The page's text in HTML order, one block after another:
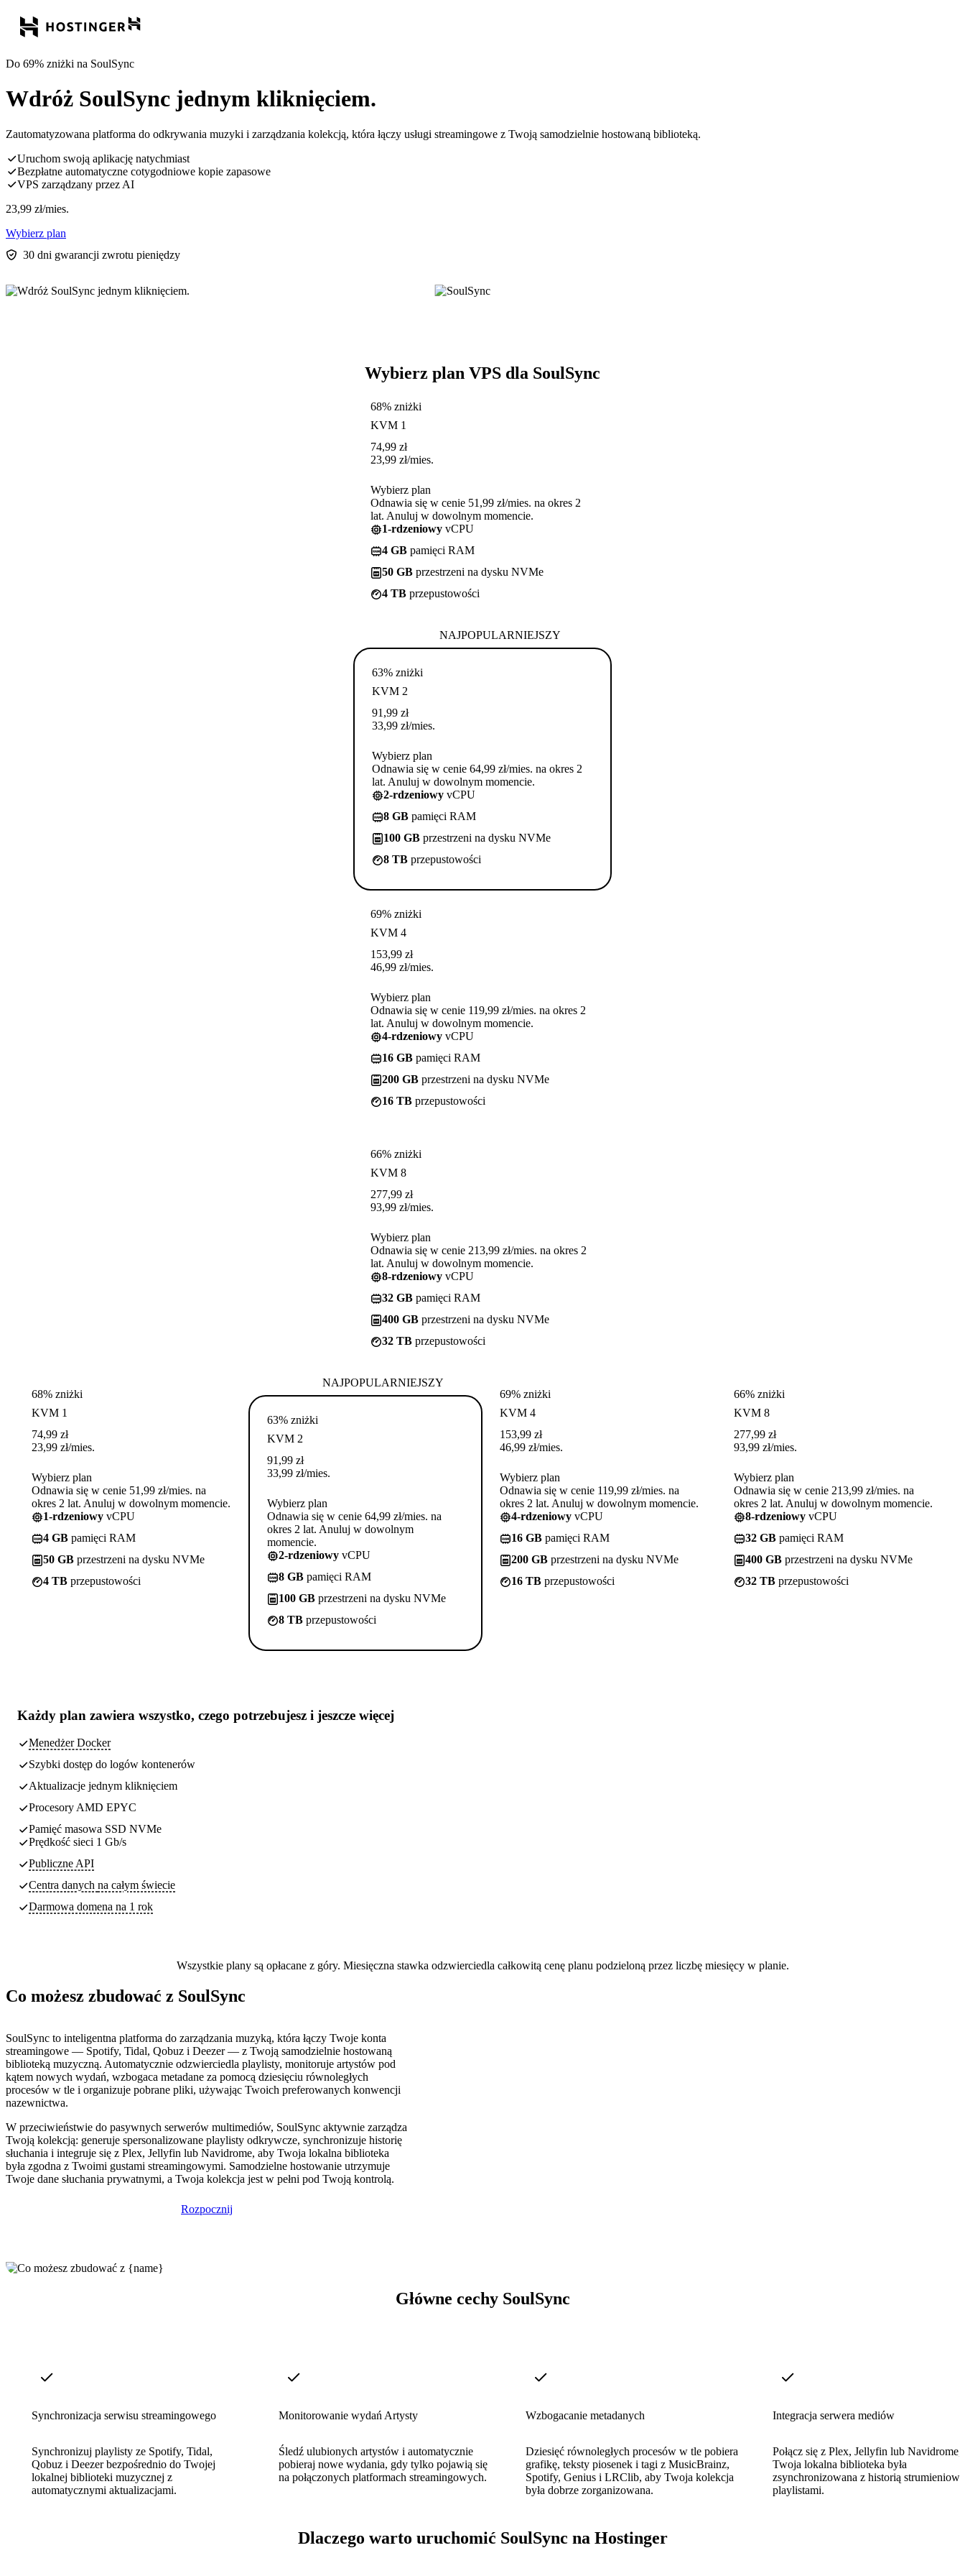
Do 69% zniżki na SoulSync
Wdróż SoulSync jednym kliknięciem.
Zautomatyzowana platforma do odkrywania muzyki i zarządzania kolekcją, która łączy usługi streamingowe z Twoją samodzielnie hostowaną biblioteką.
Uruchom swoją aplikację natychmiast
Bezpłatne automatyczne cotygodniowe kopie zapasowe
VPS zarządzany przez AI
23,99 zł/mies.
Wybierz plan
30 dni gwarancji zwrotu pieniędzy
Wybierz plan VPS dla SoulSync
68% zniżki
KVM 1
74,99 zł
23,99 zł/mies.
Wybierz plan
Odnawia się w cenie 51,99 zł/mies. na okres 2
lat. Anuluj w dowolnym momencie.
1-rdzeniowy vCPU
4 GB pamięci RAM
50 GB przestrzeni na dysku NVMe
4 TB przepustowości
NAJPOPULARNIEJSZY
63% zniżki
KVM 2
91,99 zł
33,99 zł/mies.
Wybierz plan
Odnawia się w cenie 64,99 zł/mies. na okres 2
lat. Anuluj w dowolnym momencie.
2-rdzeniowy vCPU
8 GB pamięci RAM
100 GB przestrzeni na dysku NVMe
8 TB przepustowości
69% zniżki
KVM 4
153,99 zł
46,99 zł/mies.
Wybierz plan
Odnawia się w cenie 119,99 zł/mies. na okres 2
lat. Anuluj w dowolnym momencie.
4-rdzeniowy vCPU
16 GB pamięci RAM
200 GB przestrzeni na dysku NVMe
16 TB przepustowości
66% zniżki
KVM 8
277,99 zł
93,99 zł/mies.
Wybierz plan
Odnawia się w cenie 213,99 zł/mies. na okres 2
lat. Anuluj w dowolnym momencie.
8-rdzeniowy vCPU
32 GB pamięci RAM
400 GB przestrzeni na dysku NVMe
32 TB przepustowości
68% zniżki
KVM 1
74,99 zł
23,99 zł/mies.
Wybierz plan
Odnawia się w cenie 51,99 zł/mies. na
okres 2 lat. Anuluj w dowolnym momencie.
1-rdzeniowy vCPU
4 GB pamięci RAM
50 GB przestrzeni na dysku NVMe
4 TB przepustowości
NAJPOPULARNIEJSZY
63% zniżki
KVM 2
91,99 zł
33,99 zł/mies.
Wybierz plan
Odnawia się w cenie 64,99 zł/mies. na
okres 2 lat. Anuluj w dowolnym
momencie.
2-rdzeniowy vCPU
8 GB pamięci RAM
100 GB przestrzeni na dysku NVMe
8 TB przepustowości
69% zniżki
KVM 4
153,99 zł
46,99 zł/mies.
Wybierz plan
Odnawia się w cenie 119,99 zł/mies. na
okres 2 lat. Anuluj w dowolnym momencie.
4-rdzeniowy vCPU
16 GB pamięci RAM
200 GB przestrzeni na dysku NVMe
16 TB przepustowości
66% zniżki
KVM 8
277,99 zł
93,99 zł/mies.
Wybierz plan
Odnawia się w cenie 213,99 zł/mies. na
okres 2 lat. Anuluj w dowolnym momencie.
8-rdzeniowy vCPU
32 GB pamięci RAM
400 GB przestrzeni na dysku NVMe
32 TB przepustowości
Każdy plan zawiera wszystko, czego potrzebujesz i jeszcze więcej
Menedżer Docker
Szybki dostęp do logów kontenerów
Aktualizacje jednym kliknięciem
Procesory AMD EPYC
Pamięć masowa SSD NVMe
Prędkość sieci 1 Gb/s
Publiczne API
Centra danych na całym świecie
Darmowa domena na 1 rok
Wszystkie plany są opłacane z góry. Miesięczna stawka odzwierciedla całkowitą cenę planu podzieloną przez liczbę miesięcy w planie.
Co możesz zbudować z SoulSync
SoulSync to inteligentna platforma do zarządzania muzyką, która łączy Twoje konta
streamingowe — Spotify, Tidal, Qobuz i Deezer — z Twoją samodzielnie hostowaną
biblioteką muzyczną. Automatycznie odzwierciedla playlisty, monitoruje artystów pod
kątem nowych wydań, wzbogaca metadane za pomocą dziesięciu równoległych
procesów w tle i organizuje pobrane pliki, używając Twoich preferowanych konwencji
nazewnictwa.
W przeciwieństwie do pasywnych serwerów multimediów, SoulSync aktywnie zarządza
Twoją kolekcją: generuje spersonalizowane playlisty odkrywcze, synchronizuje historię
słuchania i integruje się z Plex, Jellyfin lub Navidrome, aby Twoja lokalna biblioteka
była zgodna z Twoimi gustami streamingowymi. Samodzielne hostowanie utrzymuje
Twoje dane słuchania prywatnymi, a Twoja kolekcja jest w pełni pod Twoją kontrolą.
Rozpocznij
Główne cechy SoulSync
Synchronizacja serwisu streamingowego
Synchronizuj playlisty ze Spotify, Tidal,
Qobuz i Deezer bezpośrednio do Twojej
lokalnej biblioteki muzycznej z
automatycznymi aktualizacjami.
Monitorowanie wydań Artysty
Śledź ulubionych artystów i automatycznie
pobieraj nowe wydania, gdy tylko pojawią się
na połączonych platformach streamingowych.
Wzbogacanie metadanych
Dziesięć równoległych procesów w tle pobiera
grafikę, teksty piosenek i tagi z MusicBrainz,
Spotify, Genius i LRClib, aby Twoja kolekcja
była dobrze zorganizowana.
Integracja serwera mediów
Połącz się z Plex, Jellyfin lub Navidrome,
Twoja lokalna biblioteka była
zsynchronizowana z historią
playlistami.
Dlaczego warto uruchomić SoulSync na Hostinger